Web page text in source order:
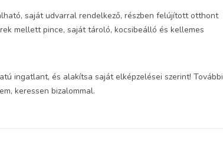
saját udvarral rendelkező, részben felújított otthont
mellett pince, saját tároló, kocsibeálló és kellemes
ingatlant, és alakítsa saját elképzelései szerint! További
keressen bizalommal.